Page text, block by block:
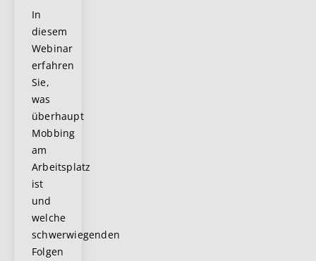
In
diesem
Webinar
erfahren
Sie,
was
überhaupt
Mobbing
am
Arbeitsplatz
ist
und
welche
schwerwiegenden
Folgen